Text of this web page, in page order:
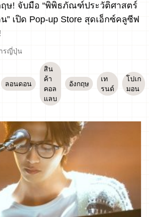
ฤษ! จับมือ “พิพิธภัณฑ์ประวัติศาสตร์
เปิด Pop-up Store สุดเอ็กซ์คลูซีฟ
รญี่ปุ่น
ลอนดอน
สิน
ค้า
คอล
แลบ
อังกฤษ
เท
รนด์
โปเก
มอน